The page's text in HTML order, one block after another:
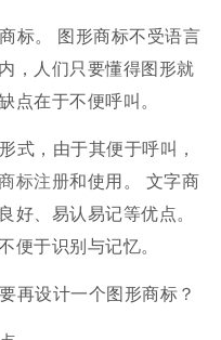
。 图形商标不受语言
，人们只要懂得图形就
点在于不便呼叫。
，由于其便于呼叫，
标注册和使用。 文字商
好、易认易记等优点。
便于识别与记忆。
设计一个图形商标？